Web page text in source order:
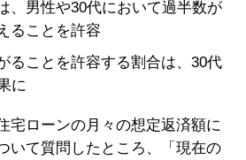
、男性や30代において過半数が
ることを許容
ることを許容する割合は、30代
に
宅ローンの月々の想定返済額に
いて質問したところ、「現在の